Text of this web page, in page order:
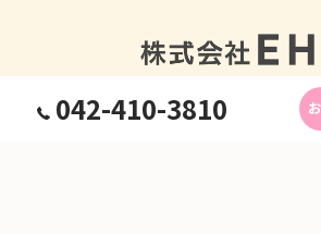
042-410-3810
© 2026 関東のクレーン搬入なら株式会社EHS